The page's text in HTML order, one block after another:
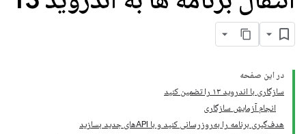
در این صفحه
سازگاری با اندروید ۱۳ را تضمین کنید
انجام آزمایش سازگاری
هدف‌گیری برنامه را به‌روزرسانی کنید و با APIهای جدید بسازید